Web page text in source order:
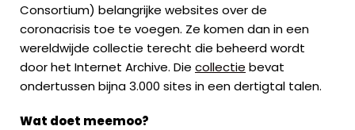
Consortium) belangrijke websites over de
coronacrisis toe te voegen. Ze komen dan in een
wereldwijde collectie terecht die beheerd wordt
door het Internet Archive. Die collectie bevat
ondertussen bijna 3.000 sites in een dertigtal talen.
Wat doet meemoo?